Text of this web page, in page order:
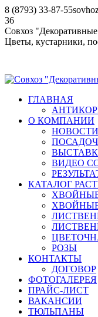
Перейти
к
содержанию
8 (8793) 33-87-55
36
Совхоз
Цветы, кустарники,
ГЛАВНАЯ
О КОМПАНИИ
НОВОСТИ
ВИДЕО
КАТАЛОГ
РОЗЫ
КОНТАКТЫ
ДОГОВОР
ФОТОГАЛЕРЕЯ
ПРАЙС-ЛИСТ
ВАКАНСИИ
ТЮЛЬПАНЫ